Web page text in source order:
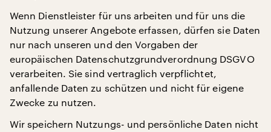
Wenn Dienstleister für uns arbeiten und für uns die
Nutzung unserer Angebote erfassen, dürfen sie Daten
nur nach unseren und den Vorgaben der
europäischen Datenschutzgrundverordnung DSGVO
verarbeiten. Sie sind vertraglich verpflichtet,
anfallende Daten zu schützen und nicht für eigene
Zwecke zu nutzen.
Wir speichern Nutzungs- und persönliche Daten nicht